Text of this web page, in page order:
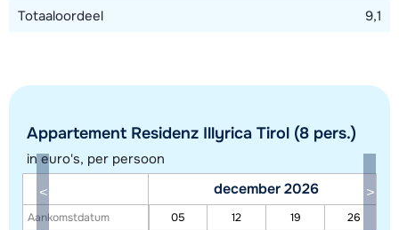
Toon alle accommodaties in dit gebied
Deze kaart geeft een indicatie van de ligging van onze accommodaties. De
Totaaloordeel
9,1
Appartement Residenz Illyrica Tirol (8 pers.)
in euro's, per persoon
Aankomstdatum
december 2026
05 12 19
26